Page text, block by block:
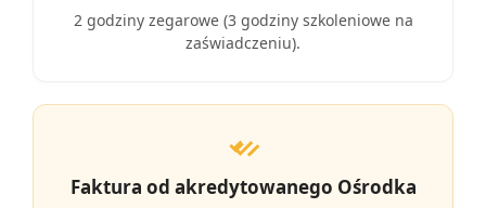
2 godziny zegarowe (3 godziny szkoleniowe na
zaświadczeniu).
Faktura od akredytowanego Ośrodka